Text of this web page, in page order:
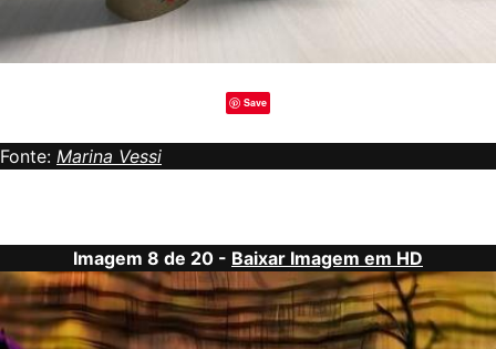
Save
Fonte: Marina Vessi
Imagem 8 de 20 - Baixar Imagem em HD